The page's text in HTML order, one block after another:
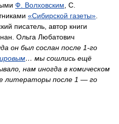
Ф. Волховским, С.
«Сибирской газеты».
писатель, автор книги
Ольга Любатович
он был сослан после 1-го
… мы сошлись ещё
нам иногда в комическом
литераторы после 1 — го